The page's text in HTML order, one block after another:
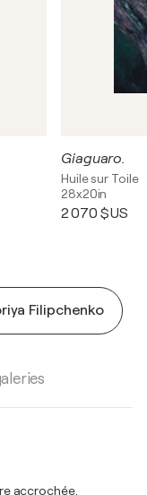
Giaguaro.
Huile sur Toile
28x20in
2 070 $US
Filipchenko
accrochée.